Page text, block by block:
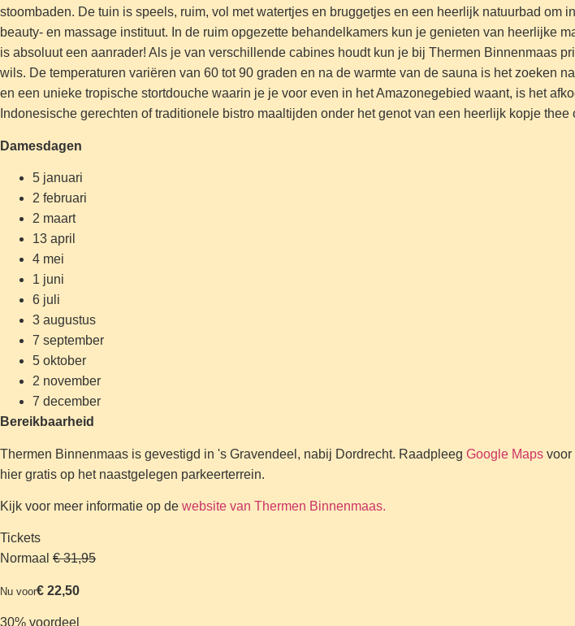
stoombaden. De tuin is speels, ruim, vol met watertjes en bruggetjes en een heerlijk natuurbad
beauty- en massage instituut. In de ruim opgezette behandelkamers kun je genieten van heerlijke
is absoluut een aanrader! Als je van verschillende cabines houdt kun je bij Thermen Binnenmaas
wils. De temperaturen variëren van 60 tot 90 graden en na de warmte van de sauna is het zoeken
en een unieke tropische stortdouche waarin je je voor even in het Amazonegebied waant, is het
Indonesische gerechten of traditionele bistro maaltijden onder het genot van een heerlijk kopje thee
Damesdagen
5 januari
2 februari
2 maart
13 april
4 mei
1 juni
6 juli
3 augustus
7 september
5 oktober
2 november
7 december
Bereikbaarheid
Thermen Binnenmaas is gevestigd in 's Gravendeel, nabij Dordrecht. Raadpleeg Google Maps voor
hier gratis op het naastgelegen parkeerterrein.
Kijk voor meer informatie op de website van Thermen Binnenmaas.
Tickets
Normaal € 31,95
Nu voor€ 22,50
30% voordeel